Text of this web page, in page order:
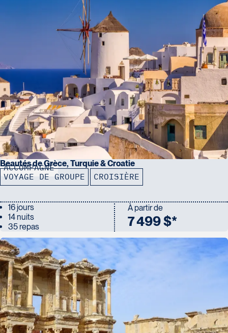
ACCOMPAGNÉ
Beautés de Grèce, Turquie & Croatie
VOYAGE DE GROUPE CROISIÈRE
16 jours
14 nuits
35 repas
À partir de
7 499 $*